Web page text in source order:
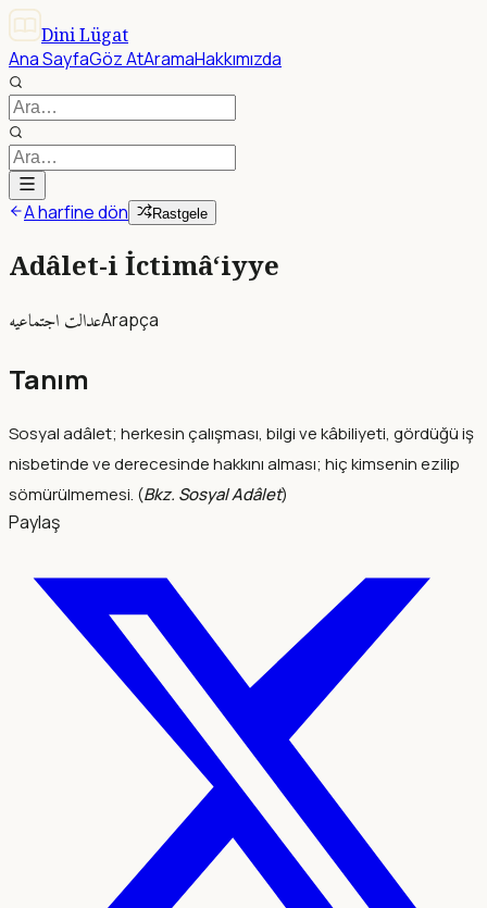
Dini Lügat
Ana SayfaGöz AtAramaHakkımızda
A harfine dön Rastgele
Adâlet-i İctimâ‘iyye
عدالت اجتماعيهArapça
Tanım
Sosyal adâlet; herkesin çalışması, bilgi ve kâbiliyeti, gördüğü iş
nisbetinde ve derecesinde hakkını alması; hiç kimsenin ezilip
sömürülmemesi. (Bkz. Sosyal Adâlet)
Paylaş